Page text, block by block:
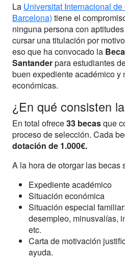
La Universitat Internacional
Barcelona) tiene el
ninguna persona con
cursar una titulación por
eso que ha convocado la
Santanderpara estudiantes
buen expediente académico y
económicas.
¿En qué consisten
En total ofrece33 becasque
proceso de selección. Cada
dotación de 1.000€.
A la hora de otorgar las becas
Expediente académico
Situación económica
Situación especial
desempleo, minusvalías,
etc.
Carta de motivación
ayuda.